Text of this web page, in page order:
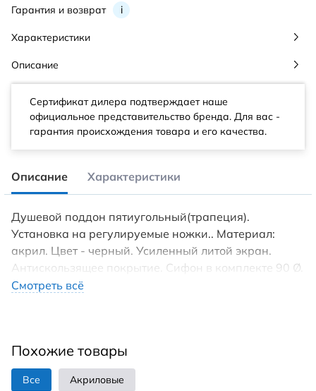
Гарантия и возврат i
Характеристики
Описание
Сертификат дилера подтверждает наше
официальное представительство бренда. Для вас -
гарантия происхождения товара и его качества.
Описание Характеристики
Душевой поддон пятиугольный(трапеция).
Установка на регулируемые ножки.. Материал:
акрил. Цвет - черный. Усиленный литой экран.
Антискользящее покрытие. Сифон в комплекте 90 Ø.
Максимальная нагрузка на поддон 200 кг.
Смотреть всё
Похожие товары
Все Акриловые